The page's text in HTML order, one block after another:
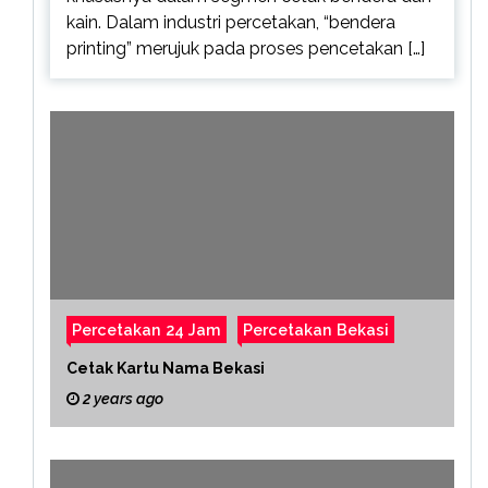
kain. Dalam industri percetakan, “bendera
printing” merujuk pada proses pencetakan […]
Percetakan 24 Jam Percetakan Bekasi
Cetak Kartu Nama Bekasi
2 years ago